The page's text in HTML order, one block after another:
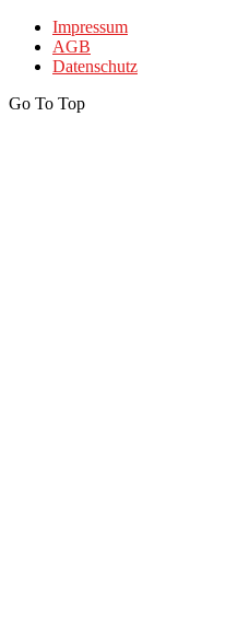
Impressum
AGB
Datenschutz
Go To Top